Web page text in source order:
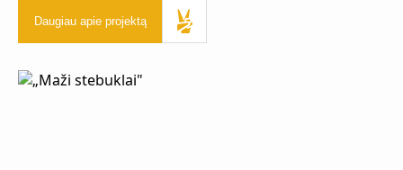
Daugiau apie projektą